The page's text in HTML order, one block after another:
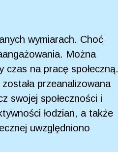
wymiarach. Choć
Można
na pracę społeczną.
przeanalizowana
swojej społeczności i
łodzian, a także
uwzględniono